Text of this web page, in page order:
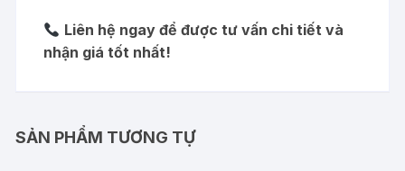
Liên hệ ngay để được tư vấn chi tiết và
nhận giá tốt nhất!
SẢN PHẨM TƯƠNG TỰ